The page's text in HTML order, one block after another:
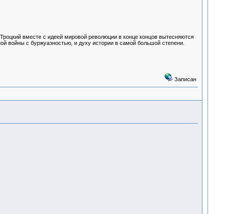
вместе с идеей мировой революции в конце концов вытесняются
войны с буржуазностью, и духу истории в самой большой степени.
Записан